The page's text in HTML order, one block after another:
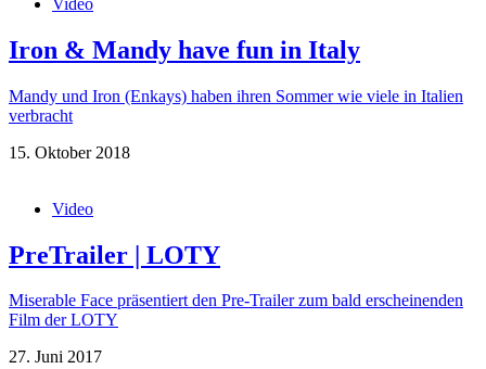
Iron & Mandy have fun in Italy
Mandy und Iron (Enkays) haben ihren Sommer wie viele in Italien
verbracht
15. Oktober 2018
Video
PreTrailer | LOTY
Miserable Face präsentiert den Pre-Trailer zum bald erscheinenden
Film der LOTY
27. Juni 2017